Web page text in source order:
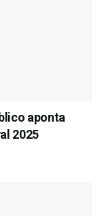
aponta
2025